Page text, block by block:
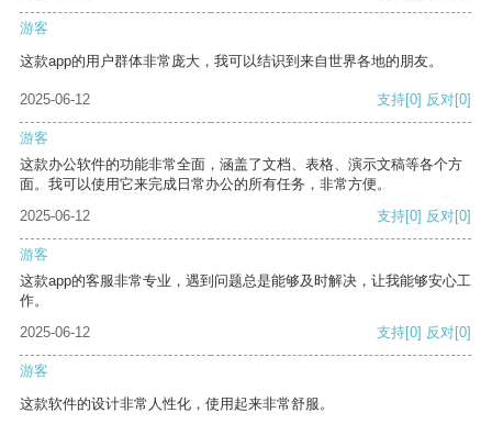
游客
这款app的用户群体非常庞大，我可以结识到来自世界各地的朋友。
2025-06-12 支持[0] 反对[0]
游客
这款办公软件的功能非常全面，涵盖了文档、表格、演示文稿等各个方
面。我可以使用它来完成日常办公的所有任务，非常方便。
2025-06-12
支持[0] 反对[0]
游客
这款app的客服非常专业，遇到问题总是能够及时解决，让我能够安心工
作。
2025-06-12
支持[0] 反对[0]
游客
这款软件的设计非常人性化，使用起来非常舒服。